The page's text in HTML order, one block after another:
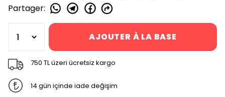
Partager:
AJOUTER À LA BASE
750 TL üzeri ücretsiz kargo
14 gün içinde iade değişim